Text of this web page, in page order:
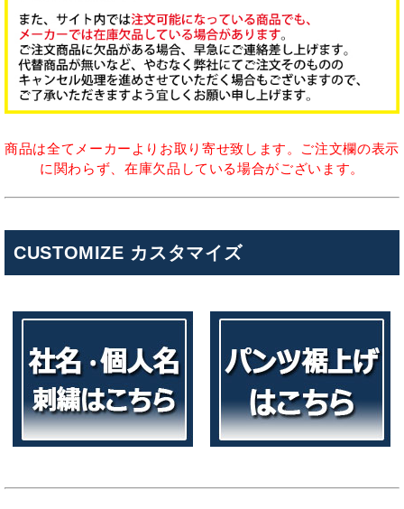
商品は全てメーカーよりお取り寄せ致します。ご注文欄の表示
に関わらず、在庫欠品している場合がございます。
CUSTOMIZE カスタマイズ